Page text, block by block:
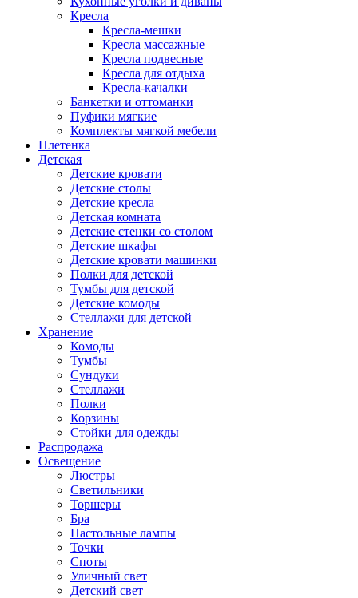
Кресла
Кресла-мешки
Кресла массажные
Кресла подвесные
Кресла для отдыха
Кресла-качалки
Банкетки и оттоманки
Пуфики мягкие
Комплекты мягкой мебели
Плетенка
Детская
Детские кровати
Детские столы
Детские кресла
Детская комната
Детские стенки со столом
Детские шкафы
Детские кровати машинки
Полки для детской
Тумбы для детской
Детские комоды
Стеллажи для детской
Хранение
Комоды
Тумбы
Сундуки
Стеллажи
Полки
Корзины
Стойки для одежды
Распродажа
Освещение
Люстры
Светильники
Торшеры
Бра
Настольные лампы
Точки
Споты
Уличный свет
Детский свет